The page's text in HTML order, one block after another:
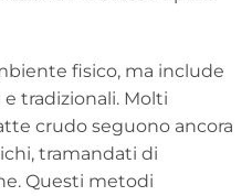
fisico, ma include
tradizionali. Molti
crudo seguono ancora
tramandati di
Questi metodi